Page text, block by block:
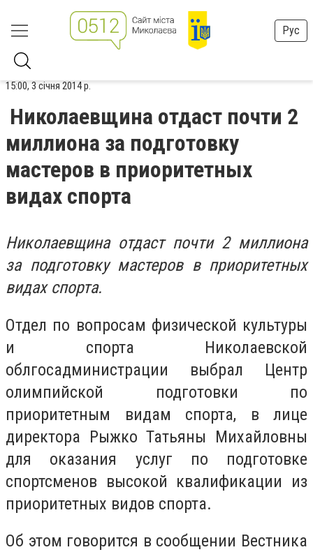
Рус
15:00, 3 січня 2014 р.
Николаевщина отдаст почти 2
миллиона за подготовку
мастеров в приоритетных
видах спорта
Николаевщина отдаст почти 2 миллиона
за подготовку мастеров в приоритетных
видах спорта.
Отдел по вопросам физической культуры
и спорта Николаевской
облгосадминистрации выбрал Центр
олимпийской подготовки по
приоритетным видам спорта, в лице
директора Рыжко Татьяны Михайловны
для оказания услуг по подготовке
спортсменов высокой квалификации из
приоритетных видов спорта.
Об этом говорится в сообщении Вестника